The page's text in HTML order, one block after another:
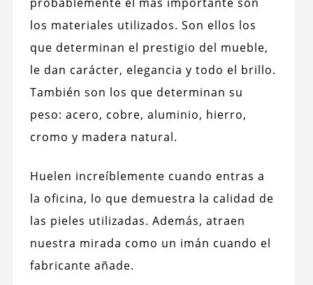
los materiales utilizados. Son ellos los
que determinan el prestigio del mueble,
le dan carácter, elegancia y todo el brillo.
También son los que determinan su
peso: acero, cobre, aluminio, hierro,
cromo y madera natural.
Huelen increíblemente cuando entras a
la oficina, lo que demuestra la calidad de
las pieles utilizadas. Además, atraen
nuestra mirada como un imán cuando el
fabricante añade.